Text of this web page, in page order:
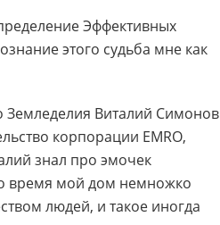
Эффективных
этого судьба мне как
Земледелия Виталий Симонов
корпорации EMRO,
знал про эмочек
время мой дом немножко
людей, и такое иногда